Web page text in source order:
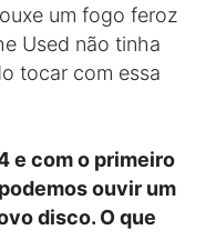
um fogo feroz
Used não tinha
tocar com essa
e com o primeiro
ouvir um
disco. O que